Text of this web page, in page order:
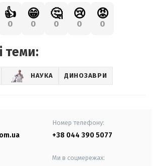
👍
0
😁
0
🤔
0
😢
0
😡
0
теми:
НАУКА ДИНОЗАВРИ
Номер телефону:
+38 044 390 5077
Ми в соцмережах: